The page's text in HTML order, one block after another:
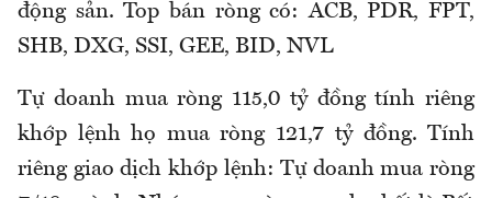
động sản. Top bán ròng có: ACB, PDR, FPT,
SHB, DXG, SSI, GEE, BID, NVL
Tự doanh mua ròng 115,0 tỷ đồng tính riêng
khớp lệnh họ mua ròng 121,7 tỷ đồng. Tính
riêng giao dịch khớp lệnh: Tự doanh mua ròng